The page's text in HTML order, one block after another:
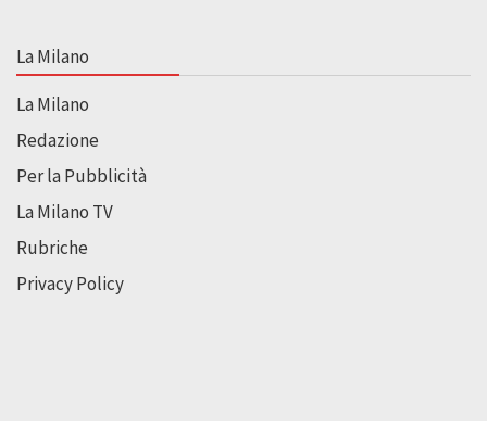
La Milano
La Milano
Redazione
Per la Pubblicità
La Milano TV
Rubriche
Privacy Policy